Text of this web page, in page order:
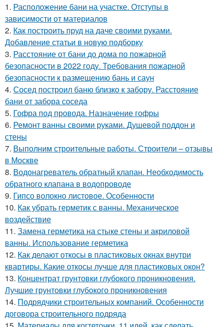
1. Расположение бани на участке. Отступы в
зависимости от материалов
2. Как построить пруд на даче своими руками.
Добавление статьи в новую подборку
3. Расстояние от бани до дома по пожарной
безопасности в 2022 году. Требования пожарной
безопасности к размещению бань и саун
4. Сосед построил баню близко к забору. Расстояние
бани от забора соседа
5. Гофра под провода. Назначение гофры
6. Ремонт ванны своими руками. Душевой поддон и
стены
7. Выполним строительные работы. Строители – отзывы
в Москве
8. Водонагреватель обратный клапан. Необходимость
обратного клапана в водопроводе
9. Гипсо волокно листовое. Особенности
10. Как убрать герметик с ванны. Механическое
воздействие
11. Замена герметика на стыке стены и акриловой
ванны. Использование герметика
12. Как делают откосы в пластиковых окнах внутри
квартиры. Какие откосы лучше для пластиковых окон?
13. Концентрат грунтовки глубокого проникновения.
Лучшие грунтовки глубокого проникновения
14. Подрядчики строительных компаний. Особенности
договора строительного подряда